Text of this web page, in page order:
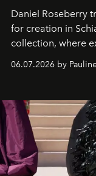
Daniel Roseberry
for creation in
collection, where
exceptional
fashion, sculpture,
06.07.2026 by